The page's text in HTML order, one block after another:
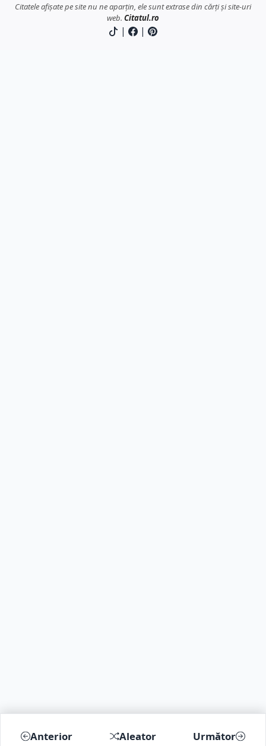
Anterior Aleator Următor
Citatele afișate pe site nu ne aparțin, ele sunt extrase din cărți și site-uri
web. Citatul.ro
| |